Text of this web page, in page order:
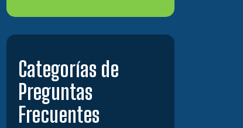
Categorías de
Preguntas
Frecuentes